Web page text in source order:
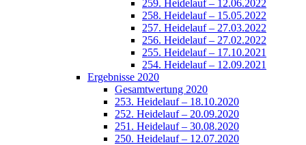
259. Heidelauf – 12.06.2022
258. Heidelauf – 15.05.2022
257. Heidelauf – 27.03.2022
256. Heidelauf – 27.02.2022
255. Heidelauf – 17.10.2021
254. Heidelauf – 12.09.2021
Ergebnisse 2020
Gesamtwertung 2020
253. Heidelauf – 18.10.2020
252. Heidelauf – 20.09.2020
251. Heidelauf – 30.08.2020
250. Heidelauf – 12.07.2020